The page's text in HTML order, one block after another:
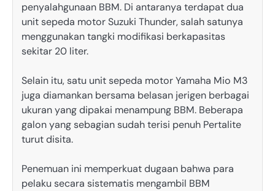
penyalahgunaan BBM. Di antaranya terdapat dua
unit sepeda motor Suzuki Thunder, salah satunya
menggunakan tangki modifikasi berkapasitas
sekitar 20 liter.
Selain itu, satu unit sepeda motor Yamaha Mio M3
juga diamankan bersama belasan jerigen berbagai
ukuran yang dipakai menampung BBM. Beberapa
galon yang sebagian sudah terisi penuh Pertalite
turut disita.
Penemuan ini memperkuat dugaan bahwa para
pelaku secara sistematis mengambil BBM